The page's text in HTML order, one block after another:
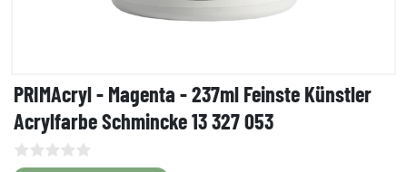
PRIMAcryl - Magenta - 237ml Feinste Künstler
Acrylfarbe Schmincke 13 327 053